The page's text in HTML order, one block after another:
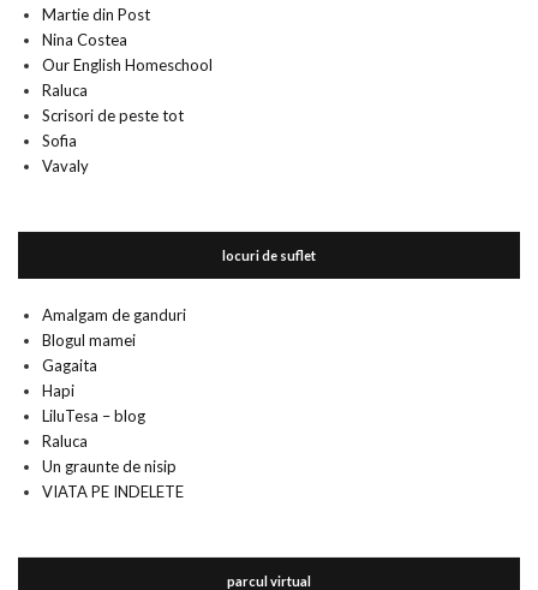
Martie din Post
Nina Costea
Our English Homeschool
Raluca
Scrisori de peste tot
Sofia
Vavaly
locuri de suflet
Amalgam de ganduri
Blogul mamei
Gagaita
Hapi
LiluTesa – blog
Raluca
Un graunte de nisip
VIATA PE INDELETE
parcul virtual